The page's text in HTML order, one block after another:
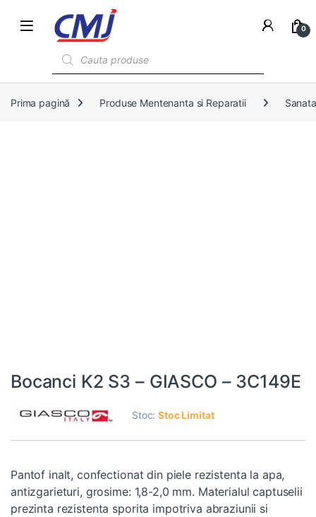
0
Prima pagină Produse Mentenanta si Reparatii
Bocanci K2 S3 – GIASCO – 3C149E
Stoc:Stoc Limitat
Pantof inalt, confectionat din piele rezistenta la apa,
antizgarieturi, grosime: 1,8-2,0 mm. Materialul captuselii
prezinta rezistenta sporita impotriva abraziunii si